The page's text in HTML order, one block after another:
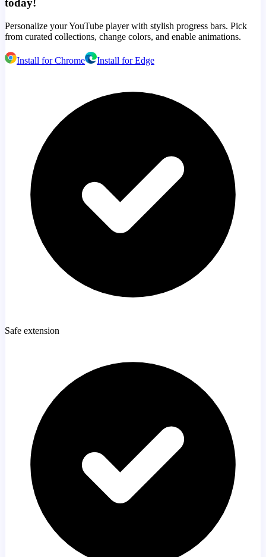
today!
Personalize your YouTube player with stylish progress bars. Pick
from curated collections, change colors, and enable animations.
Install for Chrome Install for Edge
Safe extension